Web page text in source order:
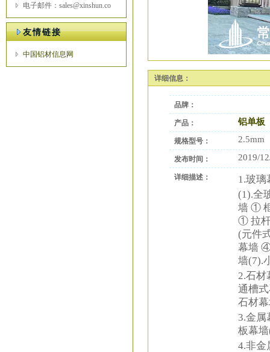
电子邮件：sales@xinshun.co
友情链接
中国铝材信息网
详细信息：
品牌：
产品： 铝单板
规格型号： 2.5mm
发布时间： 2019/
详细描述：
1.玻璃
(1).全
墙 ①
① 拉
(元件
幕墙 ④
墙(7).
2.石材
通槽
石材
3.金
板幕
4.非金